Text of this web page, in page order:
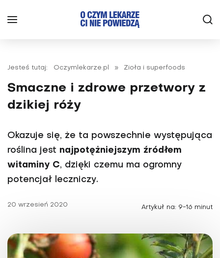
Jesteś tutaj: Oczymlekarze.pl » Zioła i superfoods
Smaczne i zdrowe przetwory z
dzikiej róży
Okazuje się, że ta powszechnie występująca
roślina jest najpotężniejszym źródłem
witaminy C, dzięki czemu ma ogromny
potencjał leczniczy.
20 wrzesień 2020 Artykuł na: 9-16 minut